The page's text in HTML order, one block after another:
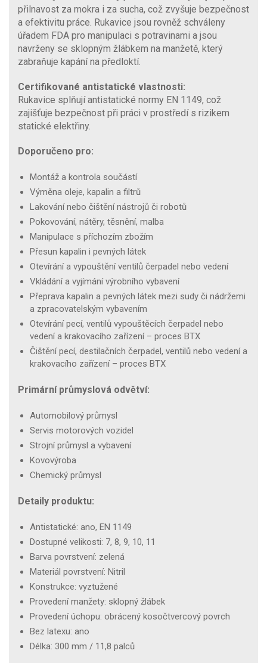
přilnavost za mokra i za sucha, což zvyšuje bezpečnost
a efektivitu práce. Rukavice jsou rovněž schváleny
úřadem FDA pro manipulaci s potravinami a jsou
navrženy se sklopným žlábkem na manžetě, který
zabraňuje kapání na předloktí.
Certifikované antistatické vlastnosti:
Rukavice splňují antistatické normy EN 1149, což
zajišťuje bezpečnost při práci v prostředí s rizikem
statické elektřiny.
Doporučeno pro:
Montáž a kontrola součástí
Výměna oleje, kapalin a filtrů
Lakování nebo čištění nástrojů či robotů
Pokovování, nátěry, těsnění, malba
Manipulace s příchozím zbožím
Přesun kapalin i pevných látek
Otevírání a vypouštění ventilů čerpadel nebo vedení
Vkládání a vyjímání výrobního vybavení
Přeprava kapalin a pevných látek mezi sudy či nádržemi
a zpracovatelským vybavením
Otevírání pecí, ventilů vypouštěcích čerpadel nebo
vedení a krakovacího zařízení – proces BTX
Čištění pecí, destilačních čerpadel, ventilů nebo vedení a
krakovacího zařízení – proces BTX
Primární průmyslová odvětví:
Automobilový průmysl
Servis motorových vozidel
Strojní průmysl a vybavení
Kovovýroba
Chemický průmysl
Detaily produktu:
Antistatické: ano, EN 1149
Dostupné velikosti: 7, 8, 9, 10, 11
Barva povrstvení: zelená
Materiál povrstvení: Nitril
Konstrukce: vyztužené
Provedení manžety: sklopný žlábek
Provedení úchopu: obrácený kosočtvercový povrch
Bez latexu: ano
Délka: 300 mm / 11,8 palců